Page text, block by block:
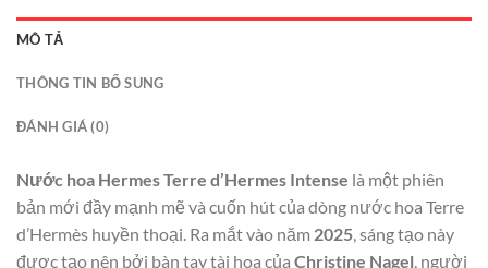
MÔ TẢ
THÔNG TIN BỔ SUNG
ĐÁNH GIÁ (0)
Nước hoa Hermes Terre d’Hermes Intense là một phiên
bản mới đầy mạnh mẽ và cuốn hút của dòng nước hoa Terre
d’Hermès huyền thoại. Ra mắt vào năm 2025 , sáng tạo này
được tạo nên bởi bàn tay tài hoa của Christine Nagel , người